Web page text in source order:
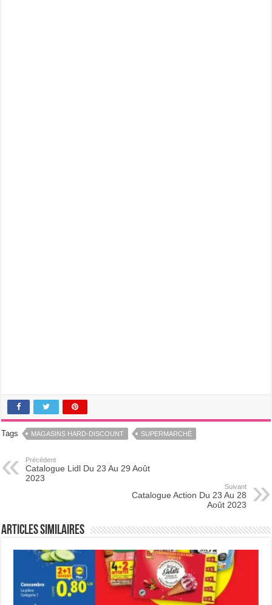
Tags MAGASINS HARD-DISCOUNT SUPERMARCHÉ
Précédent
Catalogue Lidl Du 23 Au 29 Août
2023
Suivant
Catalogue Action Du 23 Au 28
Août 2023
Articles Similaires